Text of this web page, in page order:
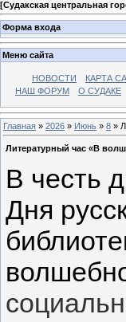
[Судакская центральная
Форма входа
Меню сайта
НОВОСТИ КАРТА
НАШ ФОРУМ
О СУДАКЕ
Главная » 2026 » Июнь » 8 »
Литературный час «В
В честь
Дня